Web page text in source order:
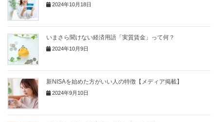
2024年10月18日
いまさら聞けない経済用語「実質賃金」って何？
2024年10月9日
新NISAを始めた方がいい人の特徴【メディア掲載】
2024年9月10日